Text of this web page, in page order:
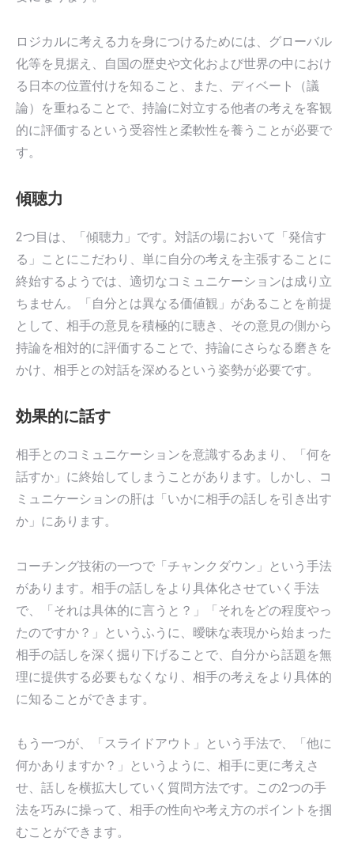
ロジカルに考える力を身につけるためには、グローバル
化等を見据え、自国の歴史や文化および世界の中におけ
る日本の位置付けを知ること、また、ディベート（議
論）を重ねることで、持論に対立する他者の考えを客観
的に評価するという受容性と柔軟性を養うことが必要で
す。
傾聴力
2つ目は、「傾聴力」です。対話の場において「発信す
る」ことにこだわり、単に自分の考えを主張することに
終始するようでは、適切なコミュニケーションは成り立
ちません。「自分とは異なる価値観」があることを前提
として、相手の意見を積極的に聴き、その意見の側から
持論を相対的に評価することで、持論にさらなる磨きを
かけ、相手との対話を深めるという姿勢が必要です。
効果的に話す
相手とのコミュニケーションを意識するあまり、「何を
話すか」に終始してしまうことがあります。しかし、コ
ミュニケーションの肝は「いかに相手の話しを引き出す
か」にあります。
コーチング技術の一つで「チャンクダウン」という手法
があります。相手の話しをより具体化させていく手法
で、「それは具体的に言うと？」「それをどの程度やっ
たのですか？」というふうに、曖昧な表現から始まった
相手の話しを深く掘り下げることで、自分から話題を無
理に提供する必要もなくなり、相手の考えをより具体的
に知ることができます。
もう一つが、「スライドアウト」という手法で、「他に
何かありますか？」というように、相手に更に考えさ
せ、話しを横拡大していく質問方法です。この2つの手
法を巧みに操って、相手の性向や考え方のポイントを掴
むことができます。